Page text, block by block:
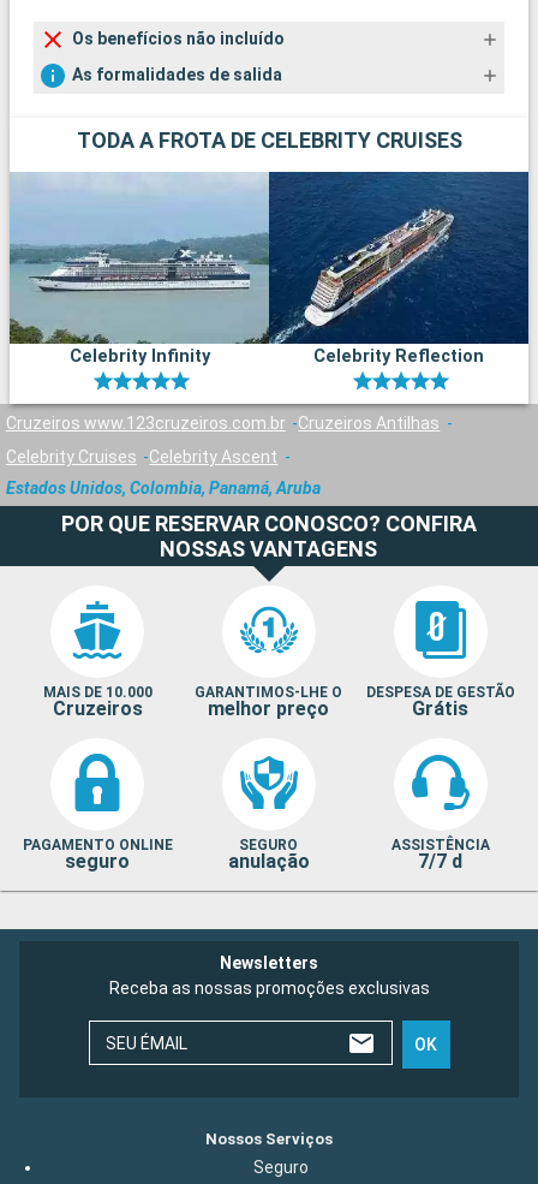
Os benefícios não incluído
As formalidades de salida
TODA A FROTA DE CELEBRITY CRUISES
Celebrity Infinity Celebrity Reflection
Cruzeiros www.123cruzeiros.com.br
Cruzeiros Antilhas
Celebrity Cruises
Celebrity Ascent
Estados Unidos, Colombia, Panamá, Aruba
POR QUE RESERVAR CONOSCO? CONFIRA
NOSSAS VANTAGENS
MAIS DE 10.000
Cruzeiros
GARANTIMOS-LHE O
melhor preço
DESPESA DE GESTÃO
Grátis
PAGAMENTO ONLINE
seguro
SEGURO
anulação
ASSISTÊNCIA
7/7 d
Newsletters
Receba as nossas promoções exclusivas
SEU ÉMAIL OK
Nossos Serviços
Seguro